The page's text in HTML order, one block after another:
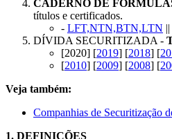
CADERNO DE
títulos e certificados.
- LFT,NTN,BTN,LTN ||
DÍVIDA SECURITIZADA -
[2020] [2019] [2018] [
[2010] [2009] [2008] [
Veja também:
Companhias de Securitização
1. DEFINIÇÕES